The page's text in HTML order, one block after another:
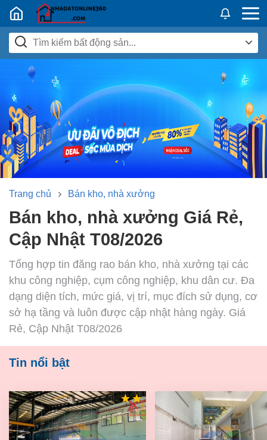
Nhadatban24h.vn
Trang chủ Bán kho, nhà xưởng
Bán kho, nhà xưởng Giá Rẻ,
Cập Nhật T08/2026
Tổng hợp tin đăng rao bán kho, nhà xưởng tại các
khu công nghiệp, cụm công nghiệp, khu dân cư. Đa
dạng diện tích, mức giá, vị trí, mục đích sử dụng, cơ
sở hạ tầng và luôn được cập nhật hàng ngày. Giá
Rẻ, Cập Nhật T08/2026
Tin nổi bật